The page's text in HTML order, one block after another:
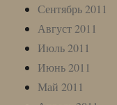
Сентябрь 2011
Август 2011
Июль 2011
Июнь 2011
Май 2011